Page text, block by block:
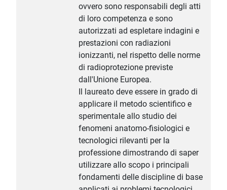
ovvero sono responsabili degli atti
di loro competenza e sono
autorizzati ad espletare indagini e
prestazioni con radiazioni
ionizzanti, nel rispetto delle norme
di radioprotezione previste
dall'Unione Europea.
Il laureato deve essere in grado di
applicare il metodo scientifico e
sperimentale allo studio dei
fenomeni anatomo-fisiologici e
tecnologici rilevanti per la
professione dimostrando di saper
utilizzare allo scopo i principali
fondamenti delle discipline di base